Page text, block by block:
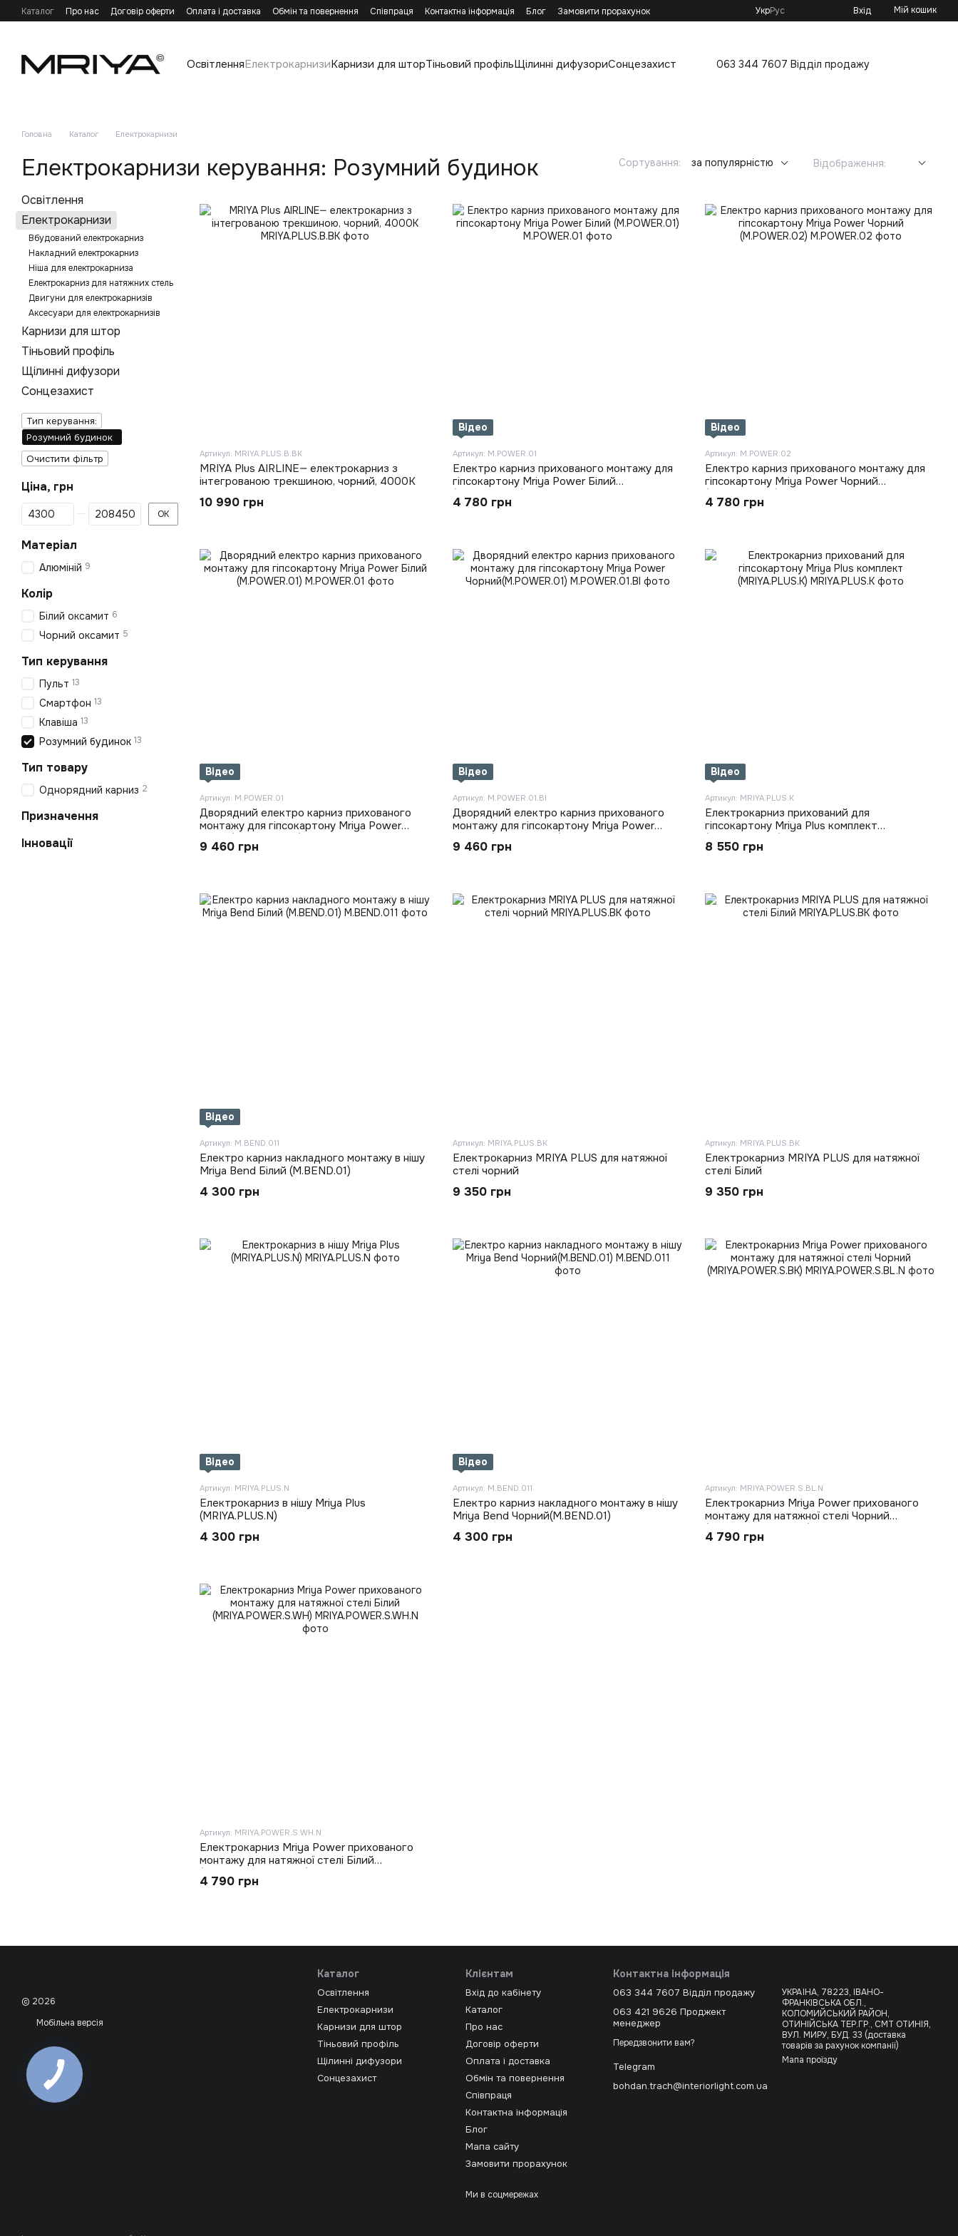
Перейти до основного контенту
Каталог Про нас Договір оферти Оплата і доставка Обмін та повернення Співпраця Контактна інформація Блог Замовити прорахунок УкрРус Вхід Мій кошик
ОсвітленняЕлектрокарнизиКарнизи для шторТіньовий профільЩілинні дифузориСонцезахист 063 344 7607 Відділ продажу
Головна Каталог Електрокарнизи
Електрокарнизи керування: Розумний будинок Сортування: за популярністю Відображення:
Артикул: MRIYA.PLUS.B.BK
MRIYA Plus AIRLINE— електрокарниз з
інтегрованою трекшиною, чорний, 4000K
10 990 грн
Відео
Артикул: M.POWER.01
Електро карниз прихованого монтажу для
гіпсокартону Mriya Power Білий
(M.POWER.01)
4 780 грн
Відео
Артикул: M.POWER.02
Електро карниз прихованого монтажу для
гіпсокартону Mriya Power Чорний
(M.POWER.02)
4 780 грн
Відео
Артикул: M.POWER.01
Дворядний електро карниз прихованого
монтажу для гіпсокартону Mriya Power
Білий (M.POWER.01)
9 460 грн
Відео
Артикул: M.POWER.01.Bl
Дворядний електро карниз прихованого
монтажу для гіпсокартону Mriya Power
Чорний(M.POWER.01)
9 460 грн
Відео
Артикул: MRIYA.PLUS.K
Електрокарниз прихований для
гіпсокартону Mriya Plus комплект
(MRIYA.PLUS.K)
8 550 грн
Відео
Артикул: M.BEND.011
Електро карниз накладного монтажу в нішу
Mriya Bend Білий (M.BEND.01)
4 300 грн
Артикул: MRIYA.PLUS.BK
Електрокарниз MRIYA PLUS для натяжної
стелі чорний
9 350 грн
Артикул: MRIYA.PLUS.BK
Електрокарниз MRIYA PLUS для натяжної
стелі Білий
9 350 грн
Відео
Артикул: MRIYA.PLUS.N
Електрокарниз в нішу Mriya Plus
(MRIYA.PLUS.N)
4 300 грн
Відео
Артикул: M.BEND.011
Електро карниз накладного монтажу в нішу
Mriya Bend Чорний(M.BEND.01)
4 300 грн
Артикул: MRIYA.POWER.S.BL.N
Електрокарниз Mriya Power прихованого
монтажу для натяжної стелі Чорний
(MRIYA.POWER.S.BK)
4 790 грн
Артикул: MRIYA.POWER.S.WH.N
Електрокарниз Mriya Power прихованого
монтажу для натяжної стелі Білий
(MRIYA.POWER.S.WH)
4 790 грн
Освітлення
Електрокарнизи
Вбудований електрокарниз
Накладний електрокарниз
Ніша для електрокарниза
Електрокарниз для натяжних стель
Двигуни для електрокарнизів
Аксесуари для електрокарнизів
Карнизи для штор
Тіньовий профіль
Щілинні дифузори
Сонцезахист
Тип керування:
Розумний будинок
Очистити фільтр
Ціна, грн
Від Ціна, грн
До Ціна, грн ОК
Матеріал
Алюміній 9
Колір
Білий оксамит 6
Чорний оксамит 5
Тип керування
Пульт 13
Смартфон 13
Клавіша 13
Розумний будинок 13
Тип товару
Однорядний карниз 2
Призначення
Інновації
© 2026
Мобільна версія
Каталог
Освітлення
Електрокарнизи
Карнизи для штор
Тіньовий профіль
Щілинні дифузори
Сонцезахист
Клієнтам
Вхід до кабінету
Каталог
Про нас
Договір оферти
Оплата і доставка
Обмін та повернення
Співпраця
Контактна інформація
Блог
Мапа сайту
Замовити прорахунок
Ми в соцмережах
Контактна інформація
063 344 7607 Відділ продажу
063 421 9626 Проджект
менеджер
Передзвонити вам?
Telegram
bohdan.trach@interiorlight.com.ua
УКРАЇНА, 78223, ІВАНО-
ФРАНКІВСЬКА ОБЛ.,
КОЛОМИЙСЬКИЙ РАЙОН,
ОТИНІЙСЬКА ТЕР.ГР., СМТ ОТИНІЯ,
ВУЛ. МИРУ, БУД. 33 (доставка
товарів за рахунок компанії)
Мапа проїзду